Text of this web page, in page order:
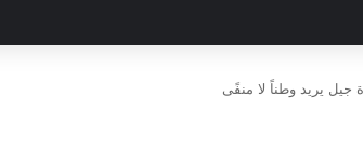
يريد وطناً لا منفًى